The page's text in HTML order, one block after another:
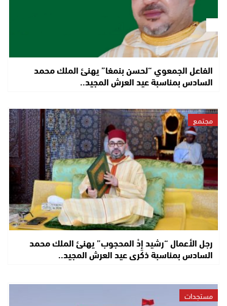
الفاعل الجمعوي “لحسن بنمغا” يهنئ الملك محمد
السادس بمناسبة عيد العرش المجيد..
مجتمع
رجل الأعمال “رشيد إِدْ المحجوب” يهنئ الملك محمد
السادس بمناسبة ذكرى عيد العرش المجيد..
مستجدات